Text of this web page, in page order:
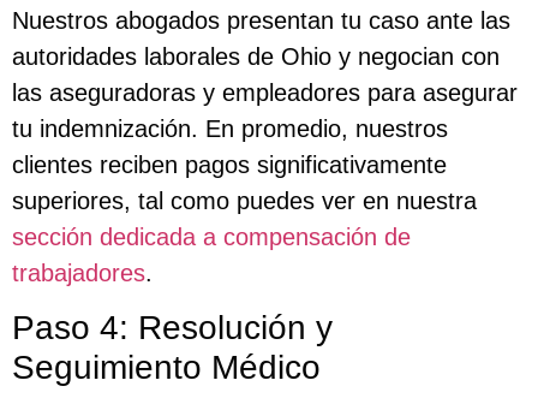
Nuestros abogados presentan tu caso ante las
autoridades laborales de Ohio y negocian con
las aseguradoras y empleadores para asegurar
tu indemnización. En promedio, nuestros
clientes reciben pagos significativamente
superiores, tal como puedes ver en nuestra
sección dedicada a compensación de
trabajadores.
Paso 4: Resolución y
Seguimiento Médico